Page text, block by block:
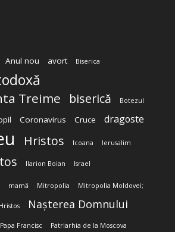
Anul nou avort Biserica
Treime biserică Botezul
Coronavirus Cruce dragoste
Hristos Icoana Ierusalim
Ilarion Boian Israel
mamă Mitropolia Mitropolia Moldovei;
Nașterea Domnului
Papa Francisc Patriarhia de la Moscova